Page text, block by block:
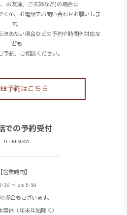
お友達、ご夫婦など)の場合は
くか、お電話でお問い合わせお願いしま
す。
決めたい場合などの予約や時間外対応な
ども
予約、ご相談ください。
予約はこちら
での予約受付
- TEL RESERVE -
【営業時間】
〜 pm 5:30
場合もございます。
無休（年末年始除く）